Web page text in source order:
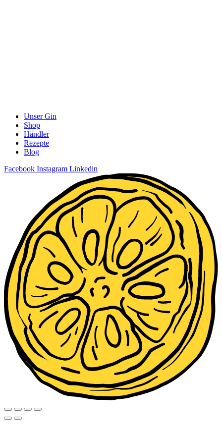
Unser Gin
Shop
Händler
Rezepte
Blog
Facebook Instagram Linkedin